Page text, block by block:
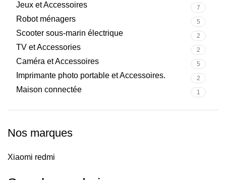
Jeux et Accessoires 7
Robot ménagers 5
Scooter sous-marin électrique 2
TV et Accessories 2
Caméra et Accessoires 5
Imprimante photo portable et Accessoires. 2
Maison connectée 1
Nos marques
Xiaomi redmi